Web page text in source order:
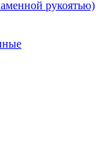
рукоятью)